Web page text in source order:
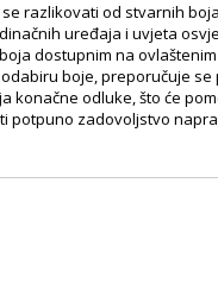
razlikovati od stvarnih
uređaja i uvjeta
dostupnim na
boje, preporučuje
konačne odluke, što će
potpuno zadovoljstvo